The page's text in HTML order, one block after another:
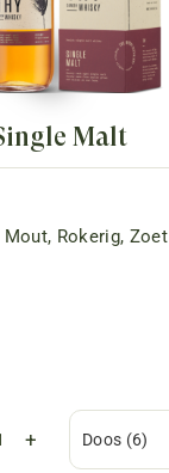
Malt
Mout, Rokerig, Zoet
+ Doos (6)